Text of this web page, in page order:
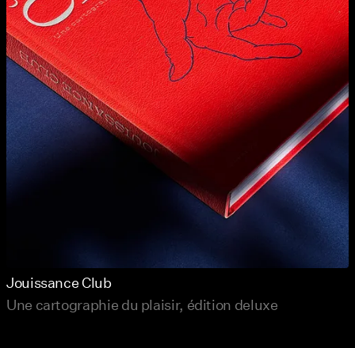
Jouissance Club
Une cartographie du plaisir, édition deluxe